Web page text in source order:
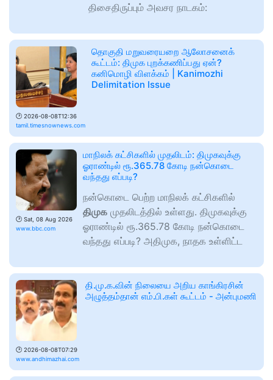
திசைதிருப்பும் அவசர நாடகம்:
🕑 2026-08-08T12:36
tamil.timesnownews.com
தொகுதி மறுவரையறை ஆலோசனைக்
கூட்டம்: திமுக புறக்கணிப்பது ஏன்?
கனிமொழி விளக்கம் | Kanimozhi
Delimitation Issue
🕑 Sat, 08 Aug 2026
www.bbc.com
மாநிலக் கட்சிகளில் முதலிடம்: திமுகவுக்கு
ஓராண்டில் ரூ.365.78 கோடி நன்கொடை
வந்தது எப்படி?
நன்கொடை பெற்ற மாநிலக் கட்சிகளில்
திமுக முதலிடத்தில் உள்ளது. திமுகவுக்கு
ஓராண்டில் ரூ.365.78 கோடி நன்கொடை
வந்தது எப்படி? அதிமுக, நாதக உள்ளிட்ட
🕑 2026-08-08T07:29
www.andhimazhai.com
தி.மு.க.வின் நிலையை அறிய காங்கிரசின்
அழுத்தம்தான் எம்.பி.கள் கூட்டம் - அன்புமணி